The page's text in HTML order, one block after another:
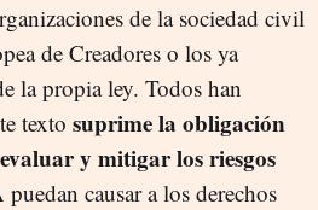
de la sociedad civil
de Creadores o los ya
la propia ley. Todos han
texto suprime la obligación
y mitigar los riesgos
puedan causar a los derechos